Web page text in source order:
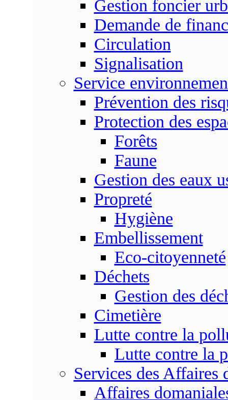
Gestion foncier
Demande de
Circulation
Signalisation
Service
Prévention des
Protection des
Forêts
Faune
Gestion des eaux
Propreté
Hygiène
Embellissement
Eco-citoyenneté
Déchets
Gestion des
Cimetière
Lutte contre la
Lutte contre la
Services des Affaires
Affaires